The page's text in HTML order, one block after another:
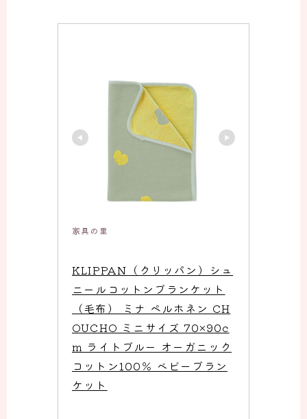
家具の里
KLIPPAN（クリッパン）シュ
ニールコットンブランケット
（毛布） ミナ ペルホネン CH
OUCHO ミニサイズ 70×90c
m ライトブルー オーガニック
コットン100％ ベビーブラン
ケット